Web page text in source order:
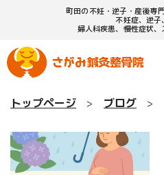
町田の不妊・逆子・産後専
不妊症、逆子
婦人科疾患、慢性症状
トップページ ブログ